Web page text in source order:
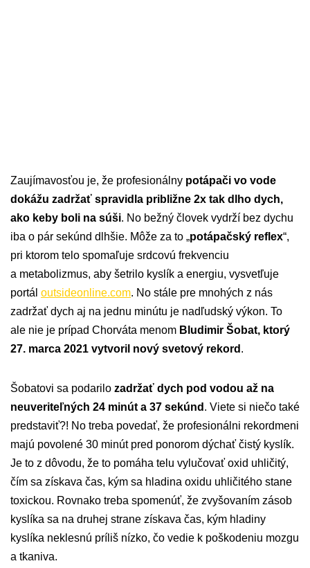
Zaujímavosťou je, že profesionálny potápači vo vode
dokážu zadržať spravidla približne 2x tak dlho dych,
ako keby boli na súši. No bežný človek vydrží bez dychu
iba o pár sekúnd dlhšie. Môže za to „potápačský reflex“,
pri ktorom telo spomaľuje srdcovú frekvenciu
a metabolizmus, aby šetrilo kyslík a energiu, vysvetľuje
portál outsideonline.com. No stále pre mnohých z nás
zadržať dych aj na jednu minútu je nadľudský výkon. To
ale nie je prípad Chorváta menom Bludimir Šobat, ktorý
27. marca 2021 vytvoril nový svetový rekord .
Šobatovi sa podarilo zadržať dych pod vodou až na
neuveriteľných 24 minút a 37 sekúnd . Viete si niečo také
predstaviť?! No treba povedať, že profesionálni rekordmeni
majú povolené 30 minút pred ponorom dýchať čistý kyslík.
Je to z dôvodu, že to pomáha telu vylučovať oxid uhličitý,
čím sa získava čas, kým sa hladina oxidu uhličitého stane
toxickou. Rovnako treba spomenúť, že zvyšovaním zásob
kyslíka sa na druhej strane získava čas, kým hladiny
kyslíka neklesnú príliš nízko, čo vedie k poškodeniu mozgu
a tkaniva.